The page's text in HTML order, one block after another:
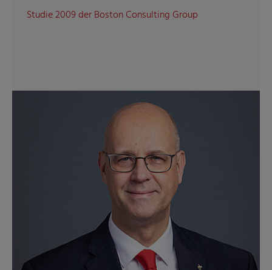
Studie 2009 der Boston Consulting Group